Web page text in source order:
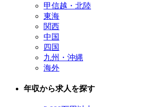
甲信越・北陸
東海
関西
中国
四国
九州・沖縄
海外
年収から求人を探す